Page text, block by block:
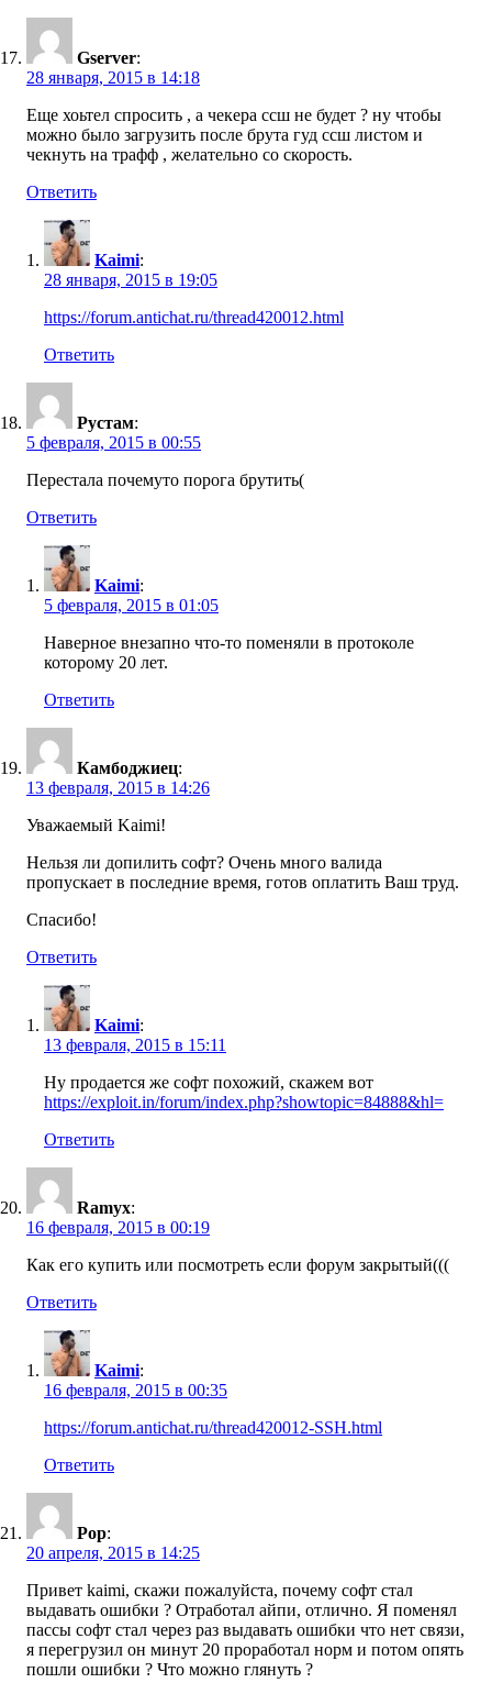
Gserver:
28 января, 2015 в 14:18
Еще хоьтел спросить , а чекера ссш не будет ? ну чтобы
можно было загрузить после брута гуд ссш листом и
чекнуть на трафф , желательно со скорость.
Ответить
Kaimi:
28 января, 2015 в 19:05
https://forum.antichat.ru/thread420012.html
Ответить
Рустам:
5 февраля, 2015 в 00:55
Перестала почемуто порога брутить(
Ответить
Kaimi:
5 февраля, 2015 в 01:05
Наверное внезапно что-то поменяли в протоколе
которому 20 лет.
Ответить
Камбоджиец:
13 февраля, 2015 в 14:26
Уважаемый Kaimi!
Нельзя ли допилить софт? Очень много валида
пропускает в последние время, готов оплатить Ваш труд.
Спасибо!
Ответить
Kaimi:
13 февраля, 2015 в 15:11
Ну продается же софт похожий, скажем вот
https://exploit.in/forum/index.php?showtopic=84888&hl=
Ответить
Ramyx:
16 февраля, 2015 в 00:19
Как его купить или посмотреть если форум закрытый(((
Ответить
Kaimi:
16 февраля, 2015 в 00:35
https://forum.antichat.ru/thread420012-SSH.html
Ответить
Pop:
20 апреля, 2015 в 14:25
Привет kaimi, скажи пожалуйста, почему софт стал
выдавать ошибки ? Отработал айпи, отлично. Я поменял
пассы софт стал через раз выдавать ошибки что нет связи,
я перегрузил он минут 20 проработал норм и потом опять
пошли ошибки ? Что можно глянуть ?